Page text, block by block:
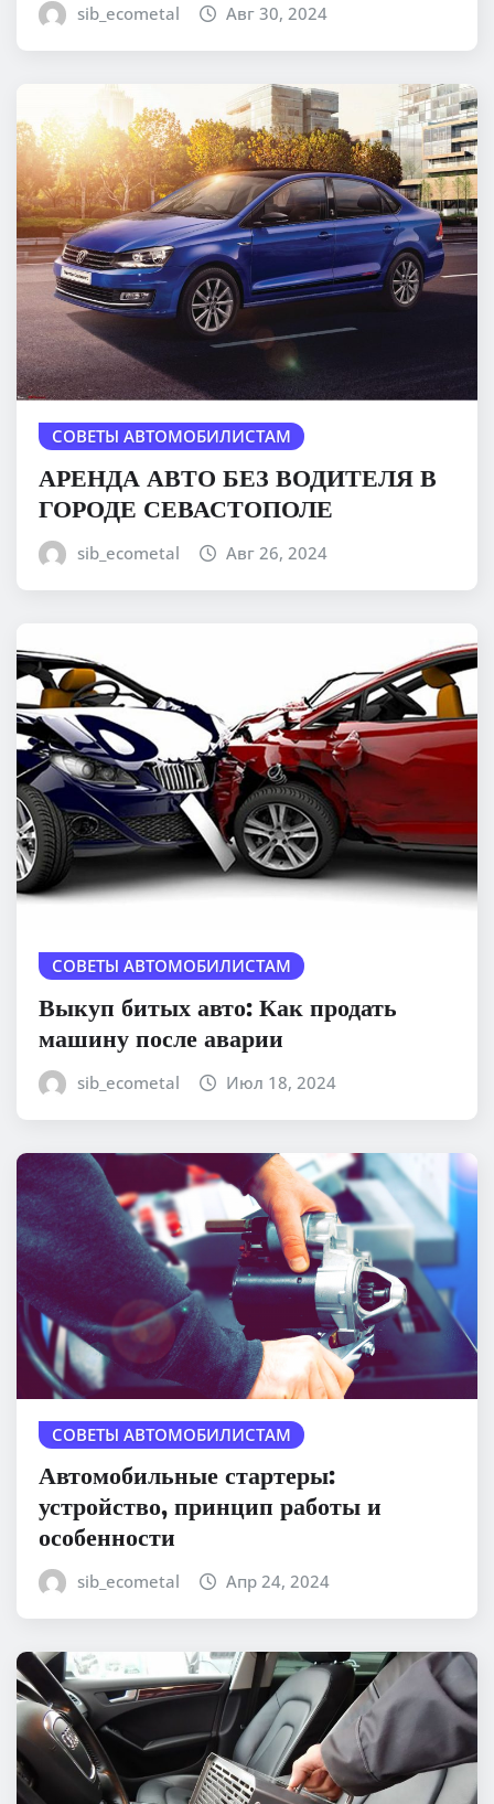
sib_ecometal Авг 30, 2024
СОВЕТЫ АВТОМОБИЛИСТАМ
АРЕНДА АВТО БЕЗ ВОДИТЕЛЯ В
ГОРОДЕ СЕВАСТОПОЛЕ
sib_ecometal Авг 26, 2024
СОВЕТЫ АВТОМОБИЛИСТАМ
Выкуп битых авто: Как продать
машину после аварии
sib_ecometal Июл 18, 2024
СОВЕТЫ АВТОМОБИЛИСТАМ
Автомобильные стартеры:
устройство, принцип работы и
особенности
sib_ecometal Апр 24, 2024